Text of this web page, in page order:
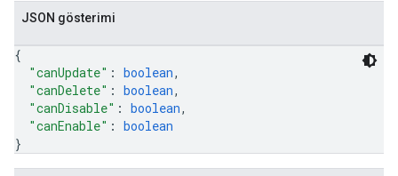
JSON gösterimi
{
"canUpdate" : boolean,
"canDelete" : boolean,
"canDisable" : boolean,
"canEnable" : boolean
}